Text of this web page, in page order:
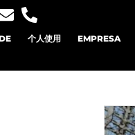
个人使用 EMPRESA